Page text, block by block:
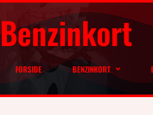
Benzinkort
FORSIDE BENZINKORT